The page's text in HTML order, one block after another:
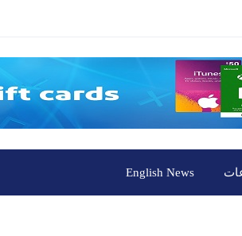
English News